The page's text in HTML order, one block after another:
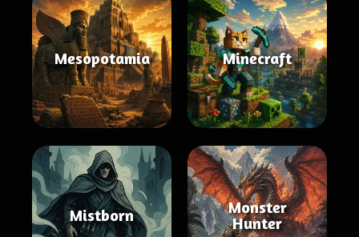
Mesopotamia Minecraft
Mistborn
Monster
Hunter